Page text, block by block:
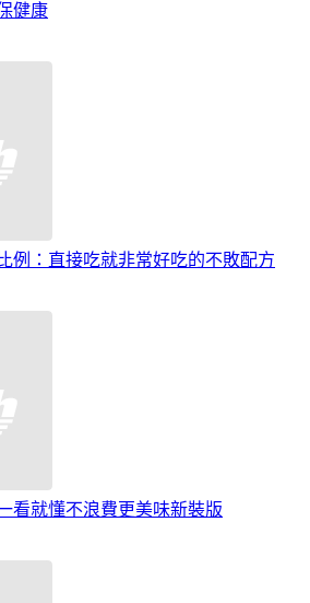
健康
例：直接吃就非常好吃的不敗配方
看就懂不浪費更美味新裝版